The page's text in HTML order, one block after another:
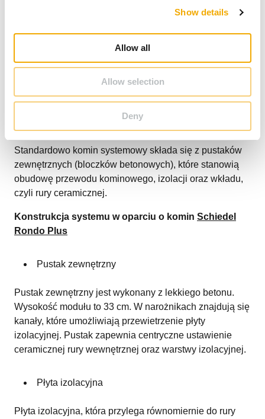
Show details
Allow all
Allow selection
Deny
Standardowo komin systemowy składa się z pustaków
zewnętrznych (bloczków betonowych), które stanowią
obudowę przewodu kominowego, izolacji oraz wkładu,
czyli rury ceramicznej.
Konstrukcja systemu w oparciu o komin Schiedel
Rondo Plus
Pustak zewnętrzny
Pustak zewnętrzny jest wykonany z lekkiego betonu.
Wysokość modułu to 33 cm. W narożnikach znajdują się
kanały, które umożliwiają przewietrzenie płyty
izolacyjnej. Pustak zapewnia centryczne ustawienie
ceramicznej rury wewnętrznej oraz warstwy izolacyjnej.
Płyta izolacyjna
Płyta izolacyjna, która przylega równomiernie do rury